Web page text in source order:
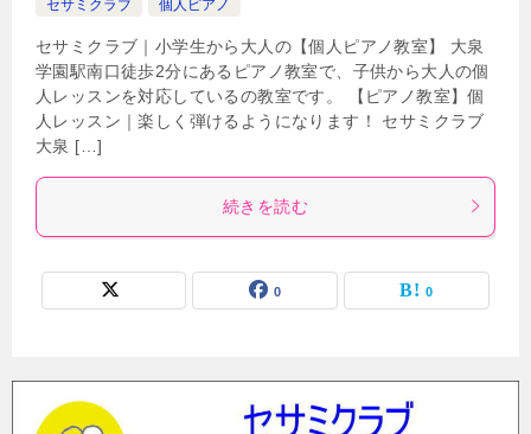
セサミクラブ 個人ピアノ
セサミクラブ｜小学生から大人の【個人ピアノ教室】 大泉
学園駅南口徒歩2分にあるピアノ教室で、子供から大人の個
人レッスンを対応しているの教室です。 【ピアノ教室】個
人レッスン｜楽しく弾けるようになります！ セサミクラブ
大泉 […]
続きを読む
0 0